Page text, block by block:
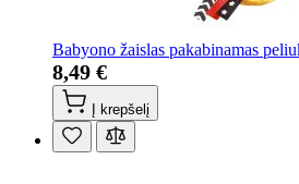
Babyono žaislas pakabinamas
8,49 €
Į krepšelį